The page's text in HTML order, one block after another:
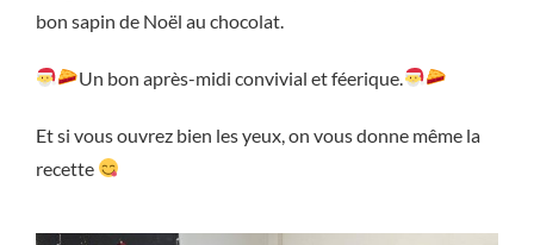
bon sapin de Noël au chocolat.
Un bon après-midi convivial et féerique.
Et si vous ouvrez bien les yeux, on vous donne même la
recette